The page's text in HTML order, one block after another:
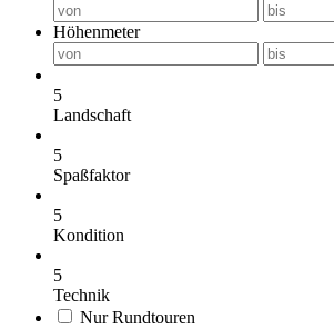
Höhenmeter
5
Landschaft
5
Spaßfaktor
5
Kondition
5
Technik
Nur Rundtouren